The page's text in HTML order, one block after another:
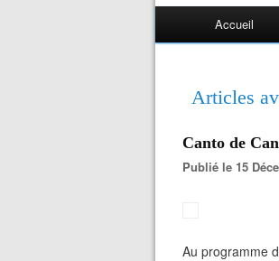
Accueil
Articles
Canto de
Publié le 15
Au programme